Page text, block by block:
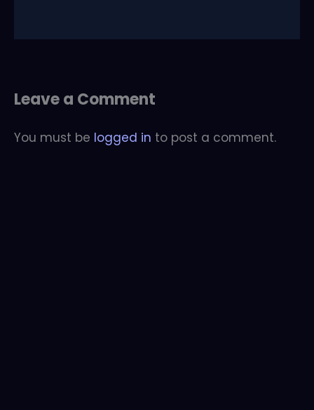
Leave a Comment
You must be logged in to post a comment.